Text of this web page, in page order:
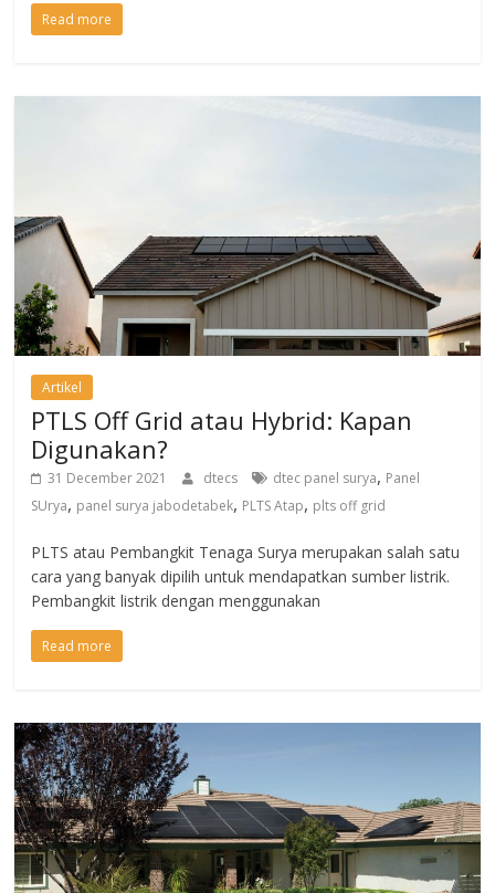
Read more
Artikel
PTLS Off Grid atau Hybrid: Kapan
Digunakan?
31 December 2021 dtecs dtec panel surya, Panel
SUrya, panel surya jabodetabek, PLTS Atap, plts off grid
PLTS atau Pembangkit Tenaga Surya merupakan salah satu
cara yang banyak dipilih untuk mendapatkan sumber listrik.
Pembangkit listrik dengan menggunakan
Read more